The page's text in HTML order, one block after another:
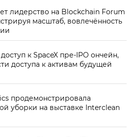
лидерство на Blockchain Forum
масштаб, вовлечённость
к SpaceX пре-IPO ончейн,
доступа к активам будущей
продемонстрировала
уборки на выставке Interclean